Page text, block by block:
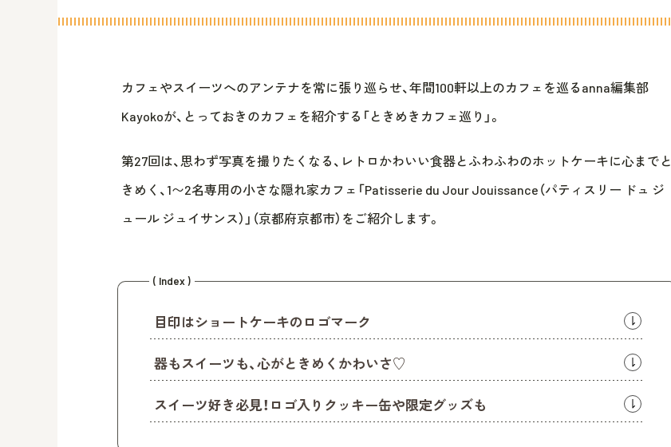
カフェやスイーツへのアンテナを常に張り巡らせ、年間100軒以上のカフェを巡るanna編集部
Kayokoが、とっておきのカフェを紹介する「ときめきカフェ巡り」。
第27回は、思わず写真を撮りたくなる、レトロかわいい食器とふわふわのホットケーキに心までと
きめく、1〜2名専用の小さな隠れ家カフェ「Patisserie du Jour Jouissance（パティスリー ドュ ジ
ュール ジュイサンス）」（京都府京都市）をご紹介します。
( Index )
目印はショートケーキのロゴマーク
器もスイーツも、心がときめくかわいさ♡
スイーツ好き必見！ロゴ入りクッキー缶や限定グッズも